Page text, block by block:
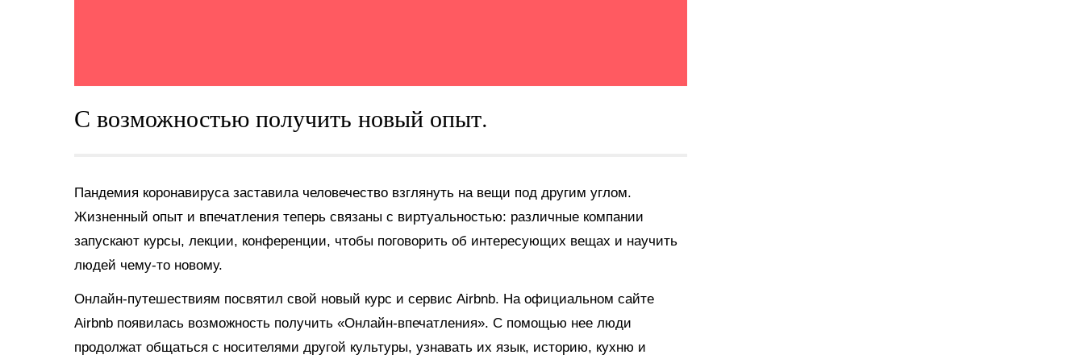
С возможностью получить новый опыт.
Пандемия коронавируса заставила человечество взглянуть на вещи под другим углом.
Жизненный опыт и впечатления теперь связаны с виртуальностью: различные компании
запускают курсы, лекции, конференции, чтобы поговорить об интересующих вещах и научить
людей чему-то новому.
Онлайн-путешествиям посвятил свой новый курс и сервис Airbnb. На официальном сайте
Airbnb появилась возможность получить «Онлайн-впечатления». С помощью нее люди
продолжат общаться с носителями другой культуры, узнавать их язык, историю, кухню и